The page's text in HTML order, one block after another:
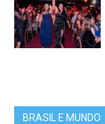
BRASIL E MUNDO